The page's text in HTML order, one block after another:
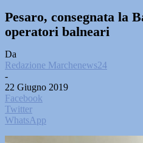
Pesaro, consegnata la
operatori balneari
Da
Redazione Marchenews24
-
22 Giugno 2019
Facebook
Twitter
WhatsApp